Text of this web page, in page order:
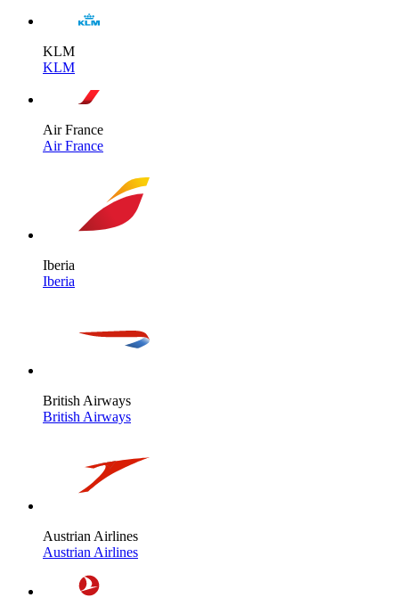
KLM
KLM
Air France
Air France
Iberia
Iberia
British Airways
British Airways
Austrian Airlines
Austrian Airlines